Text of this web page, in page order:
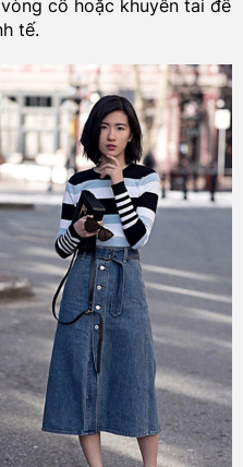
cổ hoặc khuyên tai để
tế.